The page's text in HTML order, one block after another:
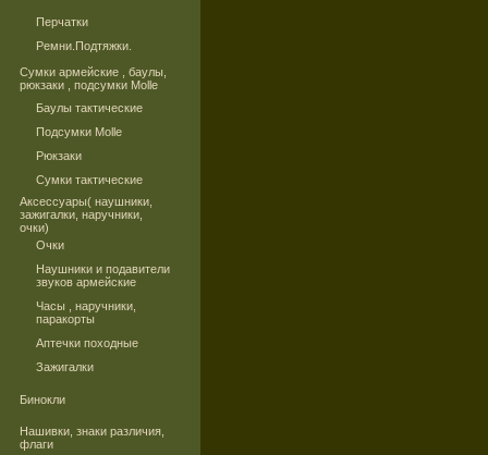
Перчатки
Ремни.Подтяжки.
Сумки армейские , баулы,
рюкзаки , подсумки Molle
Баулы тактические
Подсумки Molle
Рюкзаки
Сумки тактические
Аксессуары( наушники,
зажигалки, наручники,
очки)
Очки
Наушники и подавители
звуков армейские
Часы , наручники,
паракорты
Аптечки походные
Зажигалки
Бинокли
Нашивки, знаки различия,
флаги